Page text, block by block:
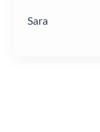
Sara